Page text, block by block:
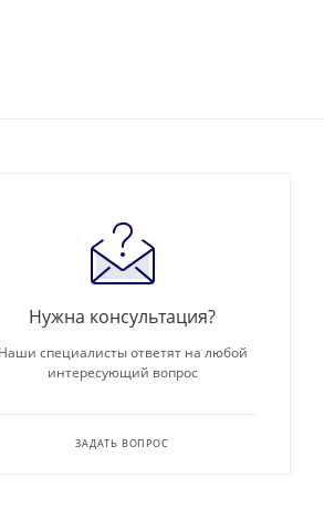
Нужна консультация?
Наши специалисты ответят на любой
интересующий вопрос
ЗАДАТЬ ВОПРОС